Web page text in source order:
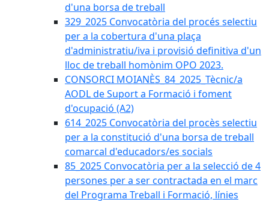
d'una borsa de treball
329_2025 Convocatòria del procés selectiu
per a la cobertura d'una plaça
d'administratiu/iva i provisió definitiva d'un
lloc de treball homònim OPO 2023.
CONSORCI MOIANÈS_84_2025_Tècnic/a
AODL de Suport a Formació i foment
d'ocupació (A2)
614_2025 Convocatòria del procès selectiu
per a la constitució d'una borsa de treball
comarcal d'educadors/es socials
85_2025 Convocatòria per a la selecció de 4
persones per a ser contractada en el marc
del Programa Treball i Formació, línies